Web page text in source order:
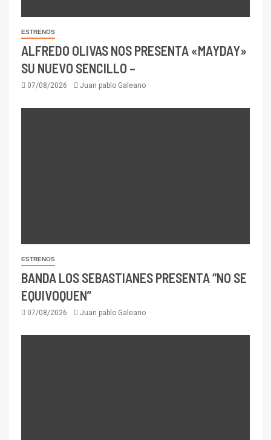
ESTRENOS
ALFREDO OLIVAS NOS PRESENTA «MAYDAY»
SU NUEVO SENCILLO –
07/08/2026 Juan pablo Galeano
ESTRENOS
BANDA LOS SEBASTIANES PRESENTA “NO SE
EQUIVOQUEN”
07/08/2026 Juan pablo Galeano